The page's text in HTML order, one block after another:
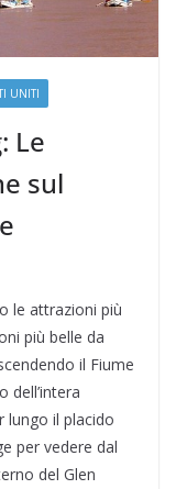
UNITI
Le
sul
le attrazioni più
più belle da
il Fiume
dell’intera
lungo il placido
per vedere dal
del Glen